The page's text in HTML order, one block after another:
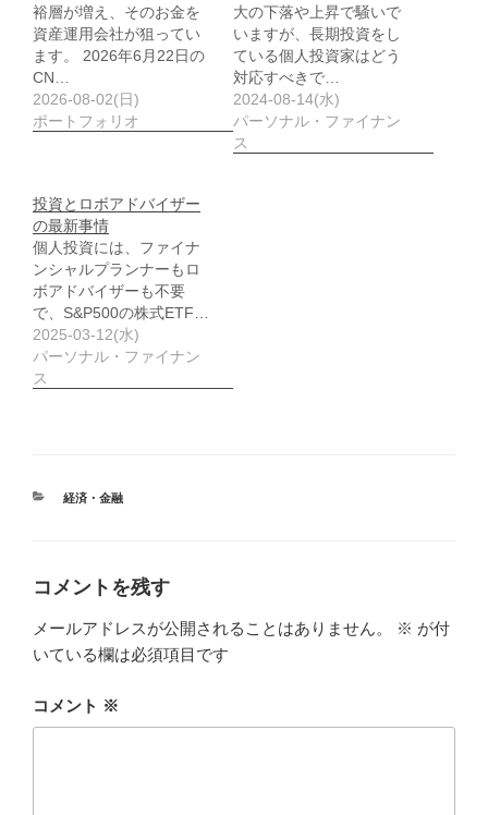
裕層が増え、そのお金を
資産運用会社が狙ってい
ます。 2026年6月22日の
CN…
2026-08-02(日)
ポートフォリオ
大の下落や上昇で騒いで
いますが、長期投資をし
ている個人投資家はどう
対応すべきで…
2024-08-14(水)
パーソナル・ファイナン
ス
投資とロボアドバイザー
の最新事情
個人投資には、ファイナ
ンシャルプランナーもロ
ボアドバイザーも不要
で、S&P500の株式ETF…
2025-03-12(水)
パーソナル・ファイナン
ス
カ
経済・金融
コメントを残す
メールアドレスが公開されることはありません。 ※ が付
いている欄は必須項目です
コメント ※